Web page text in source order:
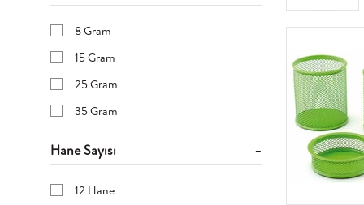
19MMX25M
8 Gram
15 Gram
25 Gram
35 Gram
Hane Sayısı
12 Hane